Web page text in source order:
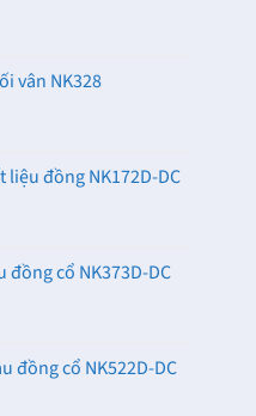
vân NK328
liệu đồng NK172D-DC
đồng cổ NK373D-DC
đồng cổ NK522D-DC